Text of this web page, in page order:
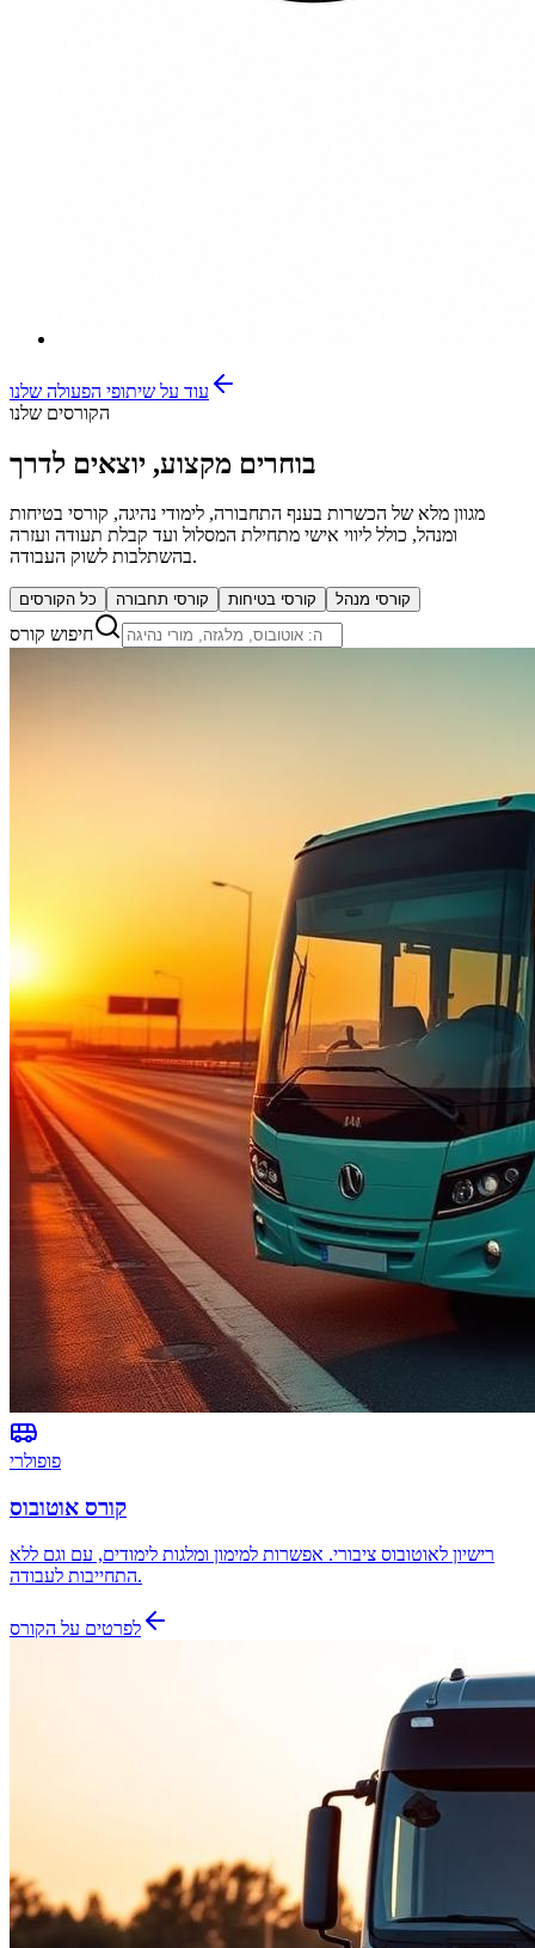
עוד על שיתופי הפעולה שלנו
הקורסים שלנו
בוחרים מקצוע, יוצאים לדרך
מגוון מלא של הכשרות בענף התחבורה, לימודי נהיגה, קורסי בטיחות
ומנהל, כולל ליווי אישי מתחילת המסלול ועד קבלת תעודה ועזרה
בהשתלבות לשוק העבודה.
כל הקורסים קורסי תחבורה קורסי בטיחות קורסי מנהל
חיפוש קורס
פופולרי
קורס אוטובוס
רישיון לאוטובוס ציבורי. אפשרות למימון ומלגות לימודים, עם וגם ללא
התחייבות לעבודה.
לפרטים על הקורס